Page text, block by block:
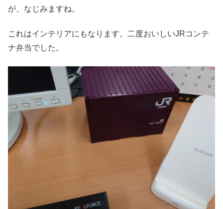
が、なじみますね。
これはインテリアにもなります。二度おいしいJRコンテ
ナ弁当でした。